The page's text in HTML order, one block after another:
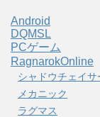
Android
DQMSL
PCゲーム
RagnarokOnline
シャドウチェイサ
メカニック
ラグマス